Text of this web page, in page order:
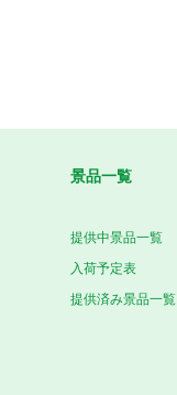
景品一覧
提供中景品一覧
入荷予定表
提供済み景品一覧